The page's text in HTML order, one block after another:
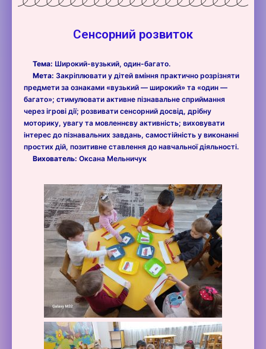
Сенсорний розвиток
Тема: Широкий-вузький, один-багато.
Мета: Закріплювати у дітей вміння практично розрізняти
предмети за ознаками «вузький — широкий» та «один —
багато»; стимулювати активне пізнавальне сприймання
через ігрові дії; розвивати сенсорний досвід, дрібну
моторику, увагу та мовленнєву активність; виховувати
інтерес до пізнавальних завдань, самостійність у виконанні
простих дій, позитивне ставлення до навчальної діяльності.
Вихователь: Оксана Мельничук